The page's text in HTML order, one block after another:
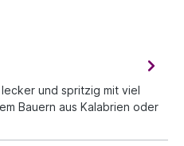
und spritzig mit viel
Bauern aus Kalabrien oder